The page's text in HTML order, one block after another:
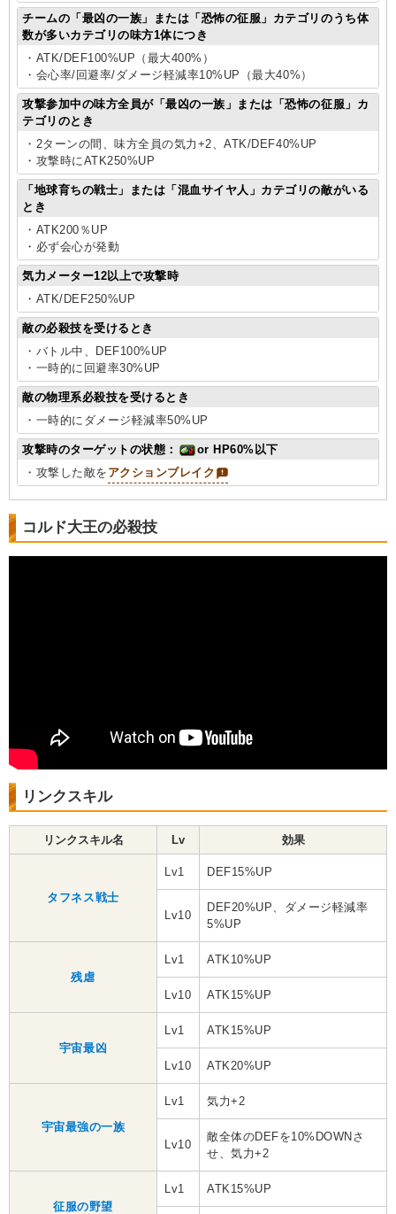
チームの「最凶の一族」または「恐怖の征服」カテゴリのうち体
数が多いカテゴリの味方1体につき
・ATK/DEF100%UP（最大400%）
・会心率/回避率/ダメージ軽減率10%UP（最大40%）
攻撃参加中の味方全員が「最凶の一族」または「恐怖の征服」カ
テゴリのとき
・2ターンの間、味方全員の気力+2、ATK/DEF40%UP
・攻撃時にATK250%UP
「地球育ちの戦士」または「混血サイヤ人」カテゴリの敵がいる
とき
・ATK200％UP
・必ず会心が発動
気力メーター12以上で攻撃時
・ATK/DEF250%UP
敵の必殺技を受けるとき
・バトル中、DEF100%UP
・一時的に回避率30%UP
敵の物理系必殺技を受けるとき
・一時的にダメージ軽減率50%UP
攻撃時のターゲットの状態：
or HP60%以下
・攻撃した敵を アクションブレイク
コルド大王の必殺技
リンクスキル
リンクスキル名 Lv 効果
タフネス戦士
Lv1 DEF15%UP
Lv10
DEF20%UP、ダメージ軽減率
5%UP
残虐
Lv1 ATK10%UP
Lv10 ATK15%UP
宇宙最凶
Lv1 ATK15%UP
Lv10 ATK20%UP
宇宙最強の一族
Lv1 気力+2
Lv10
敵全体のDEFを10%DOWNさ
せ、気力+2
征服の野望
Lv1 ATK15%UP